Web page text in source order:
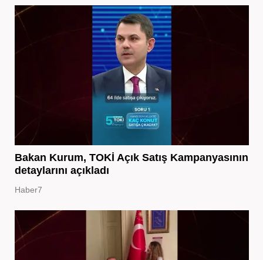
Bakan Kurum, TOKİ Açık Satış Kampanyasının
detaylarını açıkladı
Haber7